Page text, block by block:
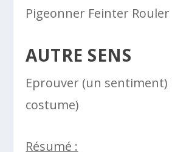
Pigeonner Feinter Rouler
AUTRE SENS
Eprouver (un sentiment)
costume)
Résumé :